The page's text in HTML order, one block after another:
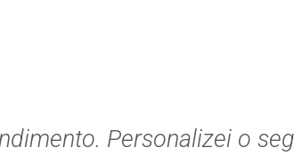
Personalizei o